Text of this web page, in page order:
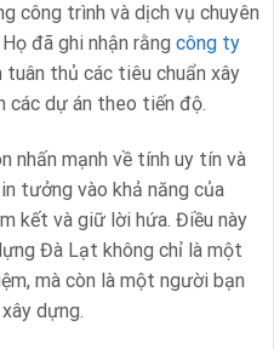
công trình và dịch vụ chuyên
đã ghi nhận rằng công ty
tuân thủ các tiêu chuẩn xây
các dự án theo tiến độ.
nhấn mạnh về tính uy tín và
tưởng vào khả năng của
kết và giữ lời hứa. Điều này
Đà Lạt không chỉ là một
mà còn là một người bạn
dựng.